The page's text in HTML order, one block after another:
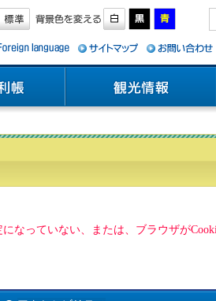
なっていない、または、ブラウザが